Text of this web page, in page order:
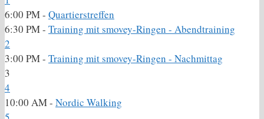
6:00 PM - Quartierstreffen
6:30 PM - Training mit smovey-Ringen - Abendtraining
2
3:00 PM - Training mit smovey-Ringen - Nachmittag
3
4
10:00 AM - Nordic Walking